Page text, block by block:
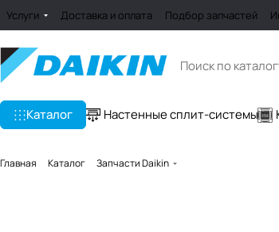
Услуги Доставка и оплата Подбор запчастей
Каталог Настенные сплит-системы
Главная Каталог Запчасти Daikin